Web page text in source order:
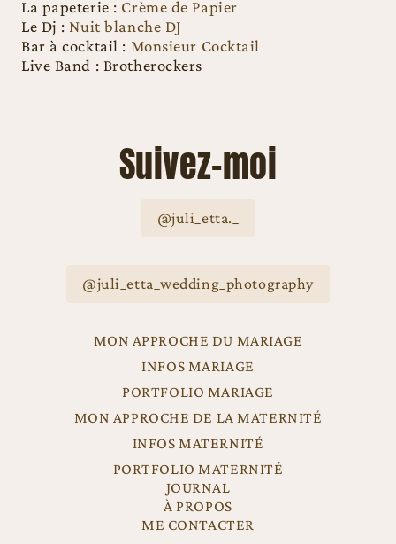
La papeterie : Crème de Papier
Le Dj : Nuit blanche DJ
Bar à cocktail : Monsieur Cocktail
Live Band : Brotherockers
Suivez-moi
@juli_etta._
@juli_etta_wedding_photography
MON APPROCHE DU MARIAGE
INFOS MARIAGE
PORTFOLIO MARIAGE
MON APPROCHE DE LA MATERNITÉ
INFOS MATERNITÉ
PORTFOLIO MATERNITÉ
JOURNAL
À PROPOS
ME CONTACTER